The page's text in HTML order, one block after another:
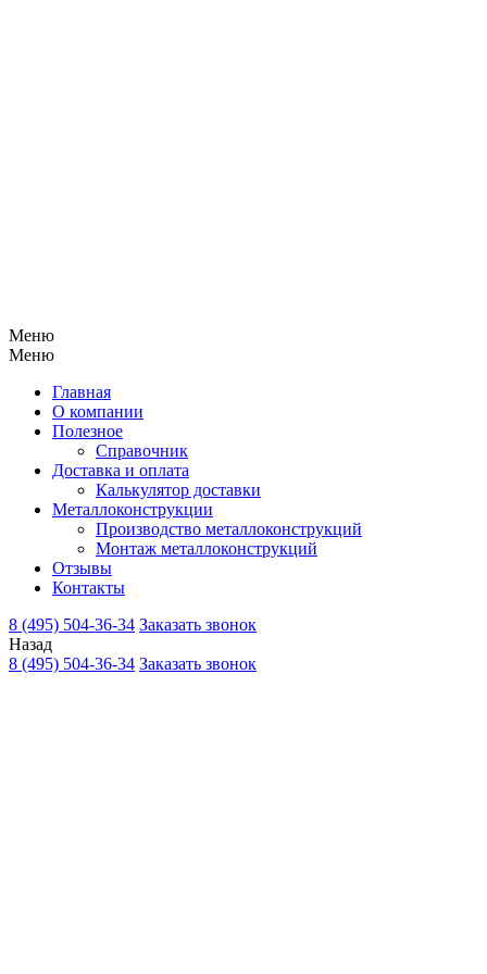
Меню
Меню
Главная
О компании
Полезное
Справочник
Доставка и оплата
Калькулятор доставки
Металлоконструкции
Производство металлоконструкций
Монтаж металлоконструкций
Отзывы
Контакты
8 (495) 504-36-34 Заказать звонок
Назад
8 (495) 504-36-34 Заказать звонок